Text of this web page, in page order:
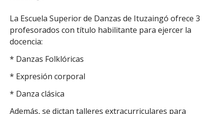
La Escuela Superior de Danzas de Ituzaingó ofrece 3
profesorados con título habilitante para ejercer la
docencia:
* Danzas Folklóricas
* Expresión corporal
* Danza clásica
Además, se dictan talleres extracurriculares para